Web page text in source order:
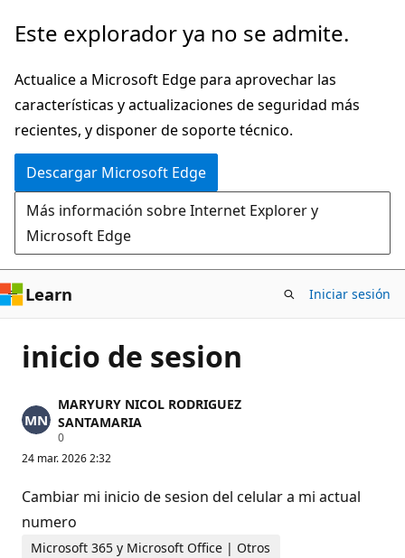
Ir
contenido
principal
Este explorador ya no se admite.
Actualice a Microsoft Edge para aprovechar las
características y actualizaciones de seguridad más
recientes, y disponer de soporte técnico.
Descargar Microsoft Edge
Más información sobre Internet Explorer y
Microsoft Edge
Learn Iniciar sesión
inicio de sesion
MARYURY NICOL RODRIGUEZ
SANTAMARIA
0P
n
o
s
d
e
r
24 mar. 2026 2:32
Cambiar mi inicio de sesion del celular a mi actual
numero
Microsoft 365 y Microsoft Office | Otros